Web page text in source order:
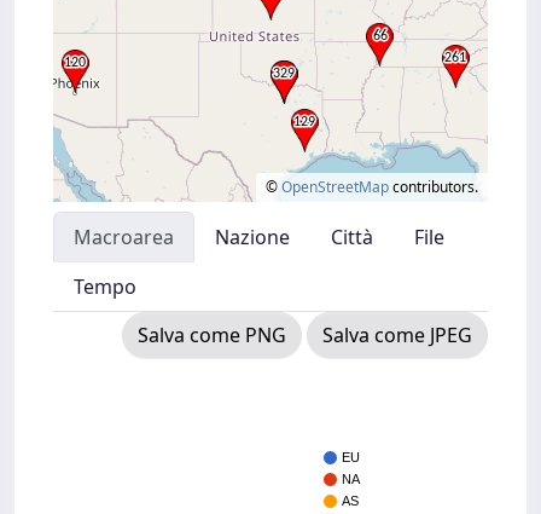
©OpenStreetMapcontributors.
Macroarea Nazione Città
File
Tempo
Salva come PNG
Salva come JPEG
EU
NA
AS